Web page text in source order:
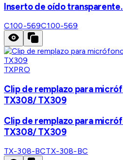
Inserto de oído
C100-569C100-569
TXPRO
Clip de remplazo para
TX308/ TX309
Clip de remplazo para
TX308/ TX309
TX-308-BCTX-308-BC